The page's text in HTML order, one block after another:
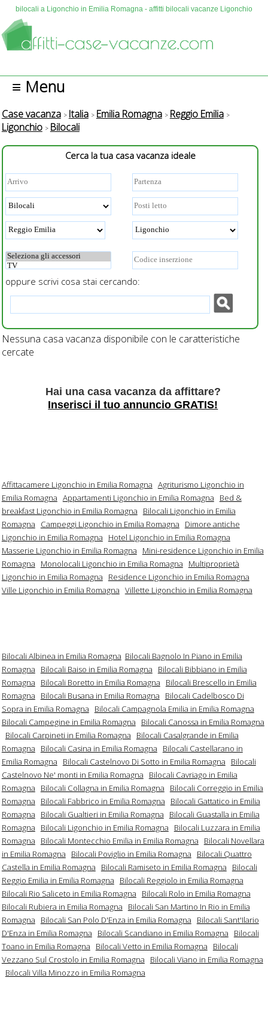
bilocali a Ligonchio in Emilia Romagna - affitti bilocali vacanze Ligonchio
≡ Menu
Case vacanza Italia Emilia Romagna
Reggio Emilia
Ligonchio
Bilocali
Cerca la tua casa vacanza ideale
oppure scrivi cosa stai cercando:
Nessuna casa vacanza disponibile con le caratteristiche
cercate
Hai una casa vacanza da affittare?
Inserisci il tuo annuncio GRATIS!
Affittacamere Ligonchio in Emilia Romagna Agriturismo Ligonchio in
Emilia Romagna Appartamenti Ligonchio in Emilia Romagna
Bed &
breakfast Ligonchio in Emilia Romagna
Bilocali Ligonchio in Emilia
Romagna
Campeggi Ligonchio in Emilia Romagna
Dimore antiche
Ligonchio in Emilia Romagna
Hotel Ligonchio in Emilia Romagna
Masserie Ligonchio in Emilia Romagna
Mini-residence Ligonchio in Emilia
Romagna
Monolocali Ligonchio in Emilia Romagna
Multiproprietà
Ligonchio in Emilia Romagna
Residence Ligonchio in Emilia Romagna
Ville Ligonchio in Emilia Romagna Villette Ligonchio in Emilia Romagna
Bilocali Albinea in Emilia Romagna Bilocali Bagnolo In Piano in Emilia
Romagna
Bilocali Baiso in Emilia Romagna
Bilocali Bibbiano in Emilia
Romagna
Bilocali Boretto in Emilia Romagna
Bilocali Brescello in Emilia
Romagna
Bilocali Busana in Emilia Romagna
Bilocali Cadelbosco Di
Sopra in Emilia Romagna
Bilocali Campagnola Emilia in Emilia Romagna
Bilocali Campegine in Emilia Romagna
Bilocali Canossa in Emilia Romagna
Bilocali Carpineti in Emilia Romagna
Bilocali Casalgrande in Emilia
Romagna
Bilocali Casina in Emilia Romagna
Bilocali Castellarano in
Emilia Romagna
Bilocali Castelnovo Di Sotto in Emilia Romagna
Bilocali
Castelnovo Ne' monti in Emilia Romagna
Bilocali Cavriago in Emilia
Romagna
Bilocali Collagna in Emilia Romagna
Bilocali Correggio in Emilia
Romagna
Bilocali Fabbrico in Emilia Romagna
Bilocali Gattatico in Emilia
Romagna
Bilocali Gualtieri in Emilia Romagna
Bilocali Guastalla in Emilia
Romagna
Bilocali Ligonchio in Emilia Romagna
Bilocali Luzzara in Emilia
Romagna
Bilocali Montecchio Emilia in Emilia Romagna
Bilocali Novellara
in Emilia Romagna
Bilocali Poviglio in Emilia Romagna
Bilocali Quattro
Castella in Emilia Romagna
Bilocali Ramiseto in Emilia Romagna
Bilocali
Reggio Emilia in Emilia Romagna
Bilocali Reggiolo in Emilia Romagna
Bilocali Rio Saliceto in Emilia Romagna
Bilocali Rolo in Emilia Romagna
Bilocali Rubiera in Emilia Romagna
Bilocali San Martino In Rio in Emilia
Romagna
Bilocali San Polo D'Enza in Emilia Romagna
Bilocali Sant'Ilario
D'Enza in Emilia Romagna
Bilocali Scandiano in Emilia Romagna
Bilocali
Toano in Emilia Romagna
Bilocali Vetto in Emilia Romagna
Bilocali
Vezzano Sul Crostolo in Emilia Romagna
Bilocali Viano in Emilia Romagna
Bilocali Villa Minozzo in Emilia Romagna